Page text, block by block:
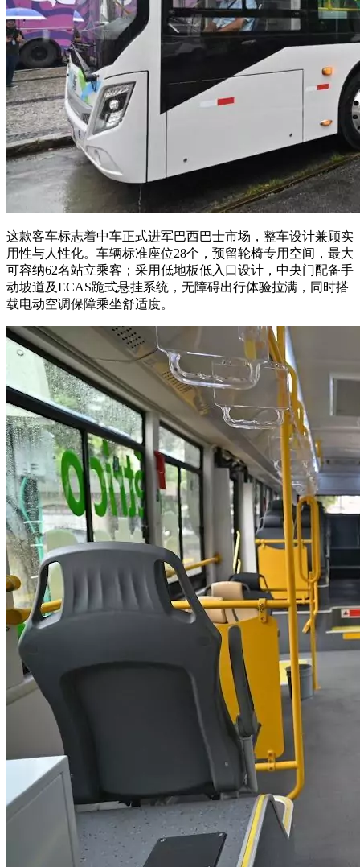
这款客车标志着中车正式进军巴西巴士市场，整车设计兼顾实
用性与人性化。车辆标准座位28个，预留轮椅专用空间，最大
可容纳62名站立乘客；采用低地板低入口设计，中央门配备手
动坡道及ECAS跪式悬挂系统，无障碍出行体验拉满，同时搭
载电动空调保障乘坐舒适度。